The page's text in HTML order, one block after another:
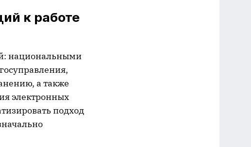
к работе
национальными
а также
электронных
подход